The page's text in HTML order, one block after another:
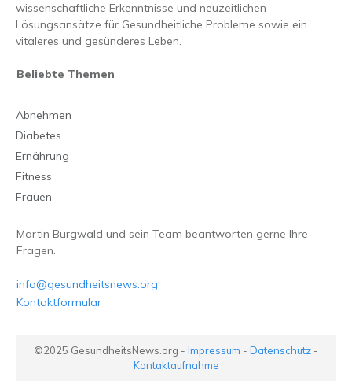
wissenschaftliche Erkenntnisse und neuzeitlichen
Lösungsansätze für Gesundheitliche Probleme sowie ein
vitaleres und gesünderes Leben.
Beliebte Themen
Abnehmen
Diabetes
Ernährung
Fitness
Frauen
Martin Burgwald und sein Team beantworten gerne Ihre
Fragen.
info@gesundheitsnews.org
Kontaktformular
©2025 GesundheitsNews.org - Impressum - Datenschutz -
Kontaktaufnahme